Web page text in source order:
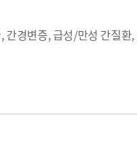
경변증, 급성/만성 간질환,